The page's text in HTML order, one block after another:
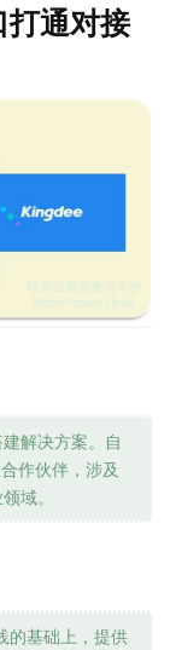
打通对接
解决方案。自
作伙伴，涉及
域。
的基础上，提供